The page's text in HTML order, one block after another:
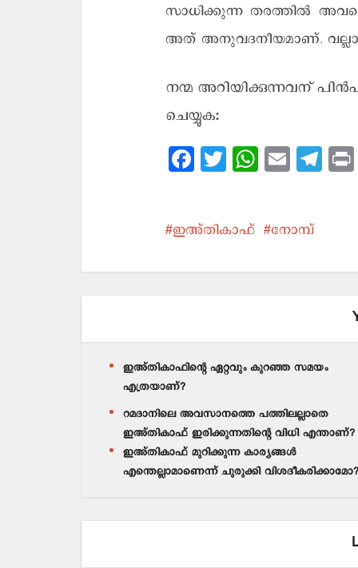
സാധിക്കുന്ന തരത്തിൽ
അത് അനുവദനീയമാണ്.
നന്മ അറിയിക്കുന്നവന്
ചെയ്യുക:
Facebook
TwitterWhatsApp
Email
ഇഅ്തികാഫ് നോമ്പ്
ഇഅ്തികാഫിന്റെ ഏറ്റവും കുറഞ്ഞ സമയം
എത്രയാണ്?
റമദാനിലെ അവസാനത്തെ പത്തിലല്ലാതെ
ഇഅ്തികാഫ് ഇരിക്കുന്നതിന്റെ വിധി എന്താണ്?
ഇഅ്തികാഫ് മുറിക്കുന്ന കാര്യങ്ങൾ
എന്തെല്ലാമാണെന്ന് ചുരുക്കി വിശദീകരിക്കാമോ?